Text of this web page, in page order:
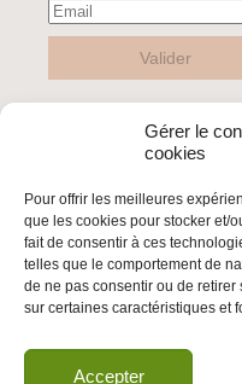
Gérer le
cookies
Pour offrir les meilleures
que les cookies pour stocker et/
fait de consentir à ces
telles que le comportement de
de ne pas consentir ou de
sur certaines caractéristiques et
Accepter
Valider
© 2026 | BDS France | Boycott
citoyenne et non-violente à